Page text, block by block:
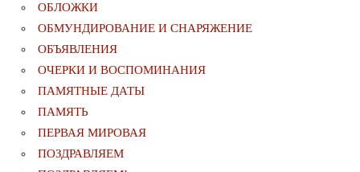
ОБЛОЖКИ
ОБМУНДИРОВАНИЕ И СНАРЯЖЕНИЕ
ОБЪЯВЛЕНИЯ
ОЧЕРКИ И ВОСПОМИНАНИЯ
ПАМЯТНЫЕ ДАТЫ
ПАМЯТЬ
ПЕРВАЯ МИРОВАЯ
ПОЗДРАВЛЯЕМ